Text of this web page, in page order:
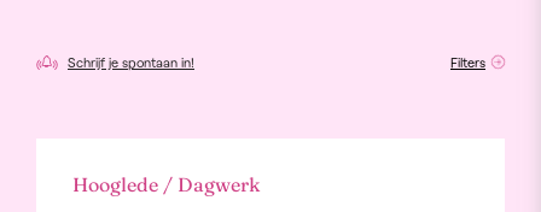
Schrijf je spontaan in! Filters
Hooglede / Dagwerk